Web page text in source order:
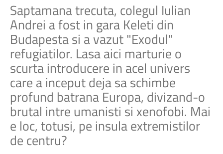
Saptamana trecuta, colegul Iulian
Andrei a fost in gara Keleti din
Budapesta si a vazut "Exodul"
refugiatilor. Lasa aici marturie o
scurta introducere in acel univers
care a inceput deja sa schimbe
profund batrana Europa, divizand-o
brutal intre umanisti si xenofobi. Mai
e loc, totusi, pe insula extremistilor
de centru?